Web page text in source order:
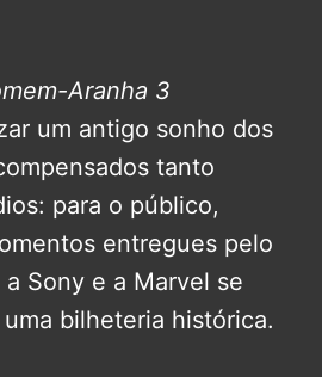
Aranha 3
um antigo sonho dos
tanto
para o público,
entregues pelo
Sony e a Marvel se
bilheteria histórica.